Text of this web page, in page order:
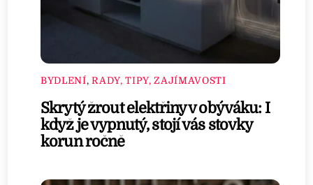
BYDLENÍ,RADY, TIPY, ZAJÍMAVOSTI
Skrytý žrout elektřiny v obýváku: I
když je vypnutý, stojí vás stovky
korun ročně